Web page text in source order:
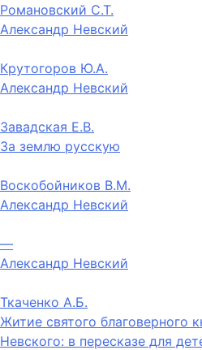
Романовский С.Т.
Александр Невский
Крутогоров Ю.А.
Александр Невский
Завадская Е.В.
За землю русскую
Воскобойников В.М.
Александр Невский
—
Александр Невский
Ткаченко А.Б.
Житие святого благоверного
Невского: в пересказе для